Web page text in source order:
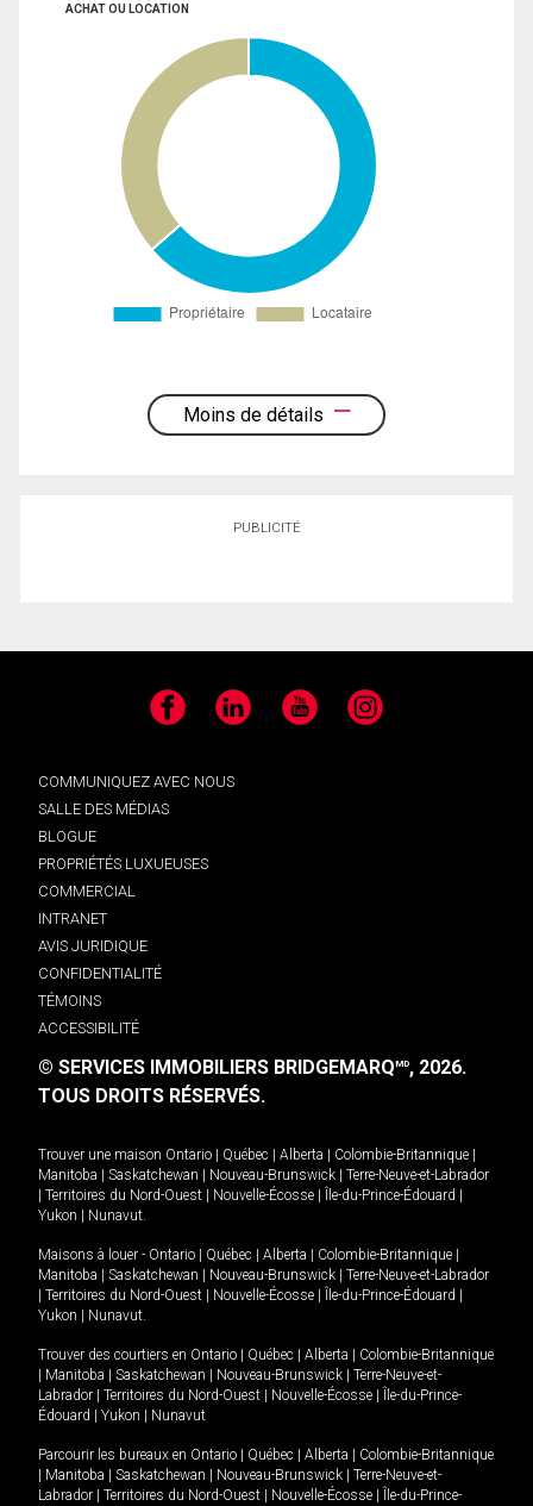
ACHAT OU LOCATION
Moins de détails
PUBLICITÉ
Facebook LinkedIn YouTube Instagram
COMMUNIQUEZ AVEC NOUS
SALLE DES MÉDIAS
BLOGUE
PROPRIÉTÉS LUXUEUSES
COMMERCIAL
INTRANET
AVIS JURIDIQUE
CONFIDENTIALITÉ
TÉMOINS
ACCESSIBILITÉ
© SERVICES IMMOBILIERS BRIDGEMARQMD, 2026.
TOUS DROITS RÉSERVÉS.
Trouver une maison Ontario Québec Alberta Colombie-Britannique
Manitoba
Saskatchewan Nouveau-Brunswick
Terre-Neuve-et-Labrador
Territoires du Nord-Ouest Nouvelle-Écosse Île-du-Prince-Édouard
Yukon
Nunavut.
Maisons à louer - Ontario Québec Alberta Colombie-Britannique
Manitoba
Saskatchewan Nouveau-Brunswick
Terre-Neuve-et-Labrador
Territoires du Nord-Ouest Nouvelle-Écosse Île-du-Prince-Édouard
Yukon
Nunavut.
Trouver des courtiers en Ontario Québec Alberta
Colombie-Britannique
Manitoba Saskatchewan Nouveau-Brunswick
Terre-Neuve-et-
Labrador
Territoires du Nord-Ouest Nouvelle-Écosse
Île-du-Prince-
Édouard
Yukon Nunavut
Parcourir les bureaux en Ontario Québec Alberta
Colombie-Britannique
Manitoba Saskatchewan Nouveau-Brunswick
Terre-Neuve-et-
Labrador
Territoires du Nord-Ouest Nouvelle-Écosse
Île-du-Prince-